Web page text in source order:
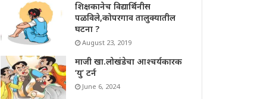
शिक्षकानेच विद्यार्थिनीस
पळविले,कोपरगाव तालुक्यातील
घटना ?
August 23, 2019
माजी खा.लोखंडेचा आश्चर्यकारक
‘यु’ टर्न
June 6, 2024